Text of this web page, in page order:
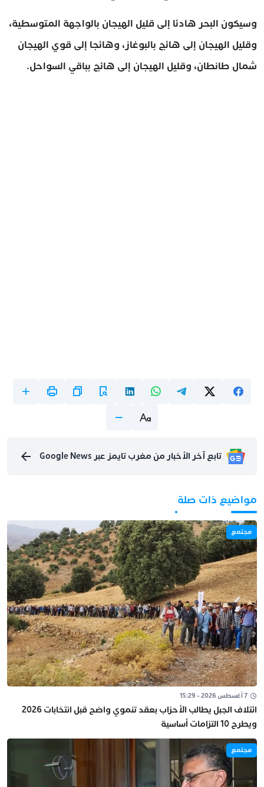
وسيكون البحر هادئا إلى قليل الهيجان بالواجهة المتوسطية،
وقليل الهيجان إلى هائج بالبوغاز، وهائجا إلى قوي الهيجان
شمال طانطان، وقليل الهيجان إلى هائج بباقي السواحل.
تابع آخر الأخبار من مغرب تايمز عبر Google News
مواضيع ذات صلة
مجتمع
7 أغسطس 2026 - 15:29
ائتلاف الجبل يطالب الأحزاب بعقد تنموي واضح قبل انتخابات 2026
ويطرح 10 التزامات أساسية
مجتمع